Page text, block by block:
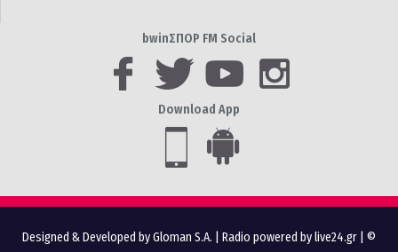
bwinΣΠΟΡ FM Social
Download App
Designed & Developed by Gloman S.A. Radio powered by live24.gr | ©